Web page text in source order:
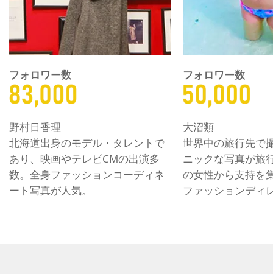
フォロワー数
野村日香理
北海道出身のモデル・タレントで
あり、映画やテレビCMの出演多
数。全身ファッションコーディネ
ート写真が人気。
フォロワー数
大沼類
世界中の旅行先で
ニックな写真が旅
の女性から支持を
ファッションディ